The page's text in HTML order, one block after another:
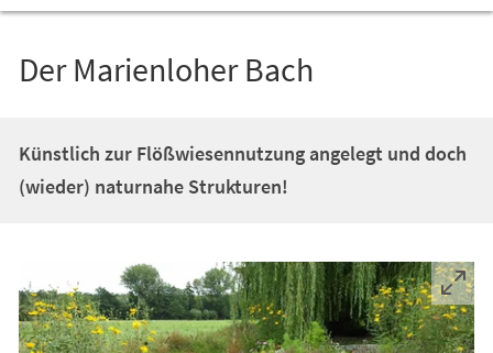
Der Marienloher Bach
Künstlich zur Flößwiesennutzung angelegt und doch
(wieder) naturnahe Strukturen!